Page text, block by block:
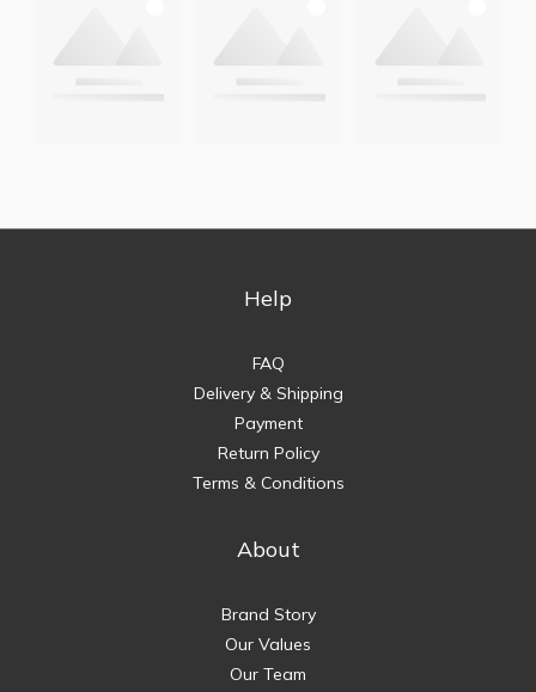
Help
FAQ
Delivery & Shipping
Payment
Return Policy
Terms & Conditions
About
Brand Story
Our Values
Our Team